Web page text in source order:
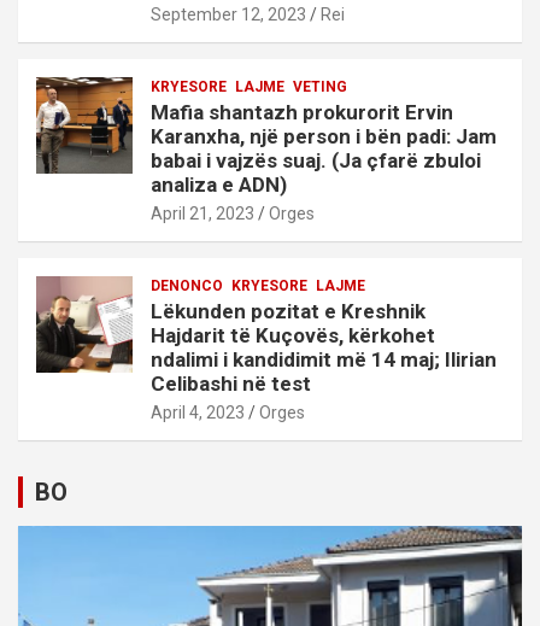
September 12, 2023 Rei
KRYESORE LAJME VETING
Mafia shantazh prokurorit Ervin
Karanxha, një person i bën padi: Jam
babai i vajzës suaj. (Ja çfarë zbuloi
analiza e ADN)
April 21, 2023 Orges
DENONCO KRYESORE LAJME
Lëkunden pozitat e Kreshnik
Hajdarit të Kuçovës, kërkohet
ndalimi i kandidimit më 14 maj; Ilirian
Celibashi në test
April 4, 2023 Orges
BO